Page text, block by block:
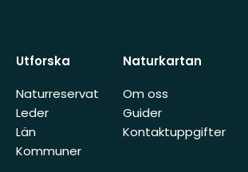
Utforska
Naturreservat
Leder
Län
Kommuner
Naturkartan
Om oss
Guider
Kontaktuppgifter